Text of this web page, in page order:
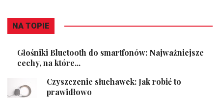
NA TOPIE
Głośniki Bluetooth do smartfonów: Najważniejsze
cechy, na które...
Czyszczenie słuchawek: Jak robić to
prawidłowo